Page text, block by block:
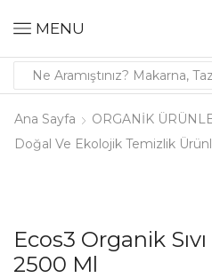
MENU
Ana Sayfa
ORGANİK
Doğal Ve Ekolojik Temizlik
Ecos3 Organik
2500 Ml